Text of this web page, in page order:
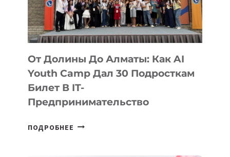
От Долины До Алматы: Как AI
Youth Camp Дал 30 Подросткам
Билет В IT-
Предпринимательство
ПОДРОБНЕЕ ОТ